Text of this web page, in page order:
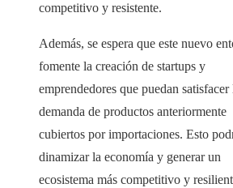
competitivo y resistente.
Además, se espera que este nuevo
fomente la creación de startups y
emprendedores que puedan satisfacer
demanda de productos anteriormente
cubiertos por importaciones. Esto
dinamizar la economía y generar un
ecosistema más competitivo y